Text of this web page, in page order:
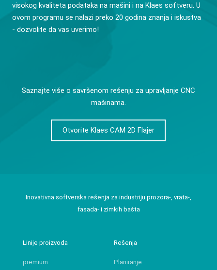
visokog kvaliteta podataka na mašini i na Klaes softveru. U
ovom programu se nalazi preko 20 godina znanja i iskustva
- dozvolite da vas uverimo!
Saznajte više o savršenom rešenju za upravljanje CNC
mašinama.
Otvorite Klaes CAM 2D Flajer
Inovativna softverska rešenja za industriju prozora-, vrata-,
fasada- i zimkih bašta
Linije proizvoda
premium
Rešenja
Planiranje